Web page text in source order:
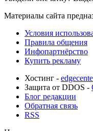
Материалы сайта
Условия
Правила общения
Инфопартнёрство
Купить рекламу
Хостинг -
Защита от DDOS -
Блог редакции
Обратная связь
RSS